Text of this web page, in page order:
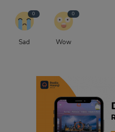
0
Sad
0
Wow